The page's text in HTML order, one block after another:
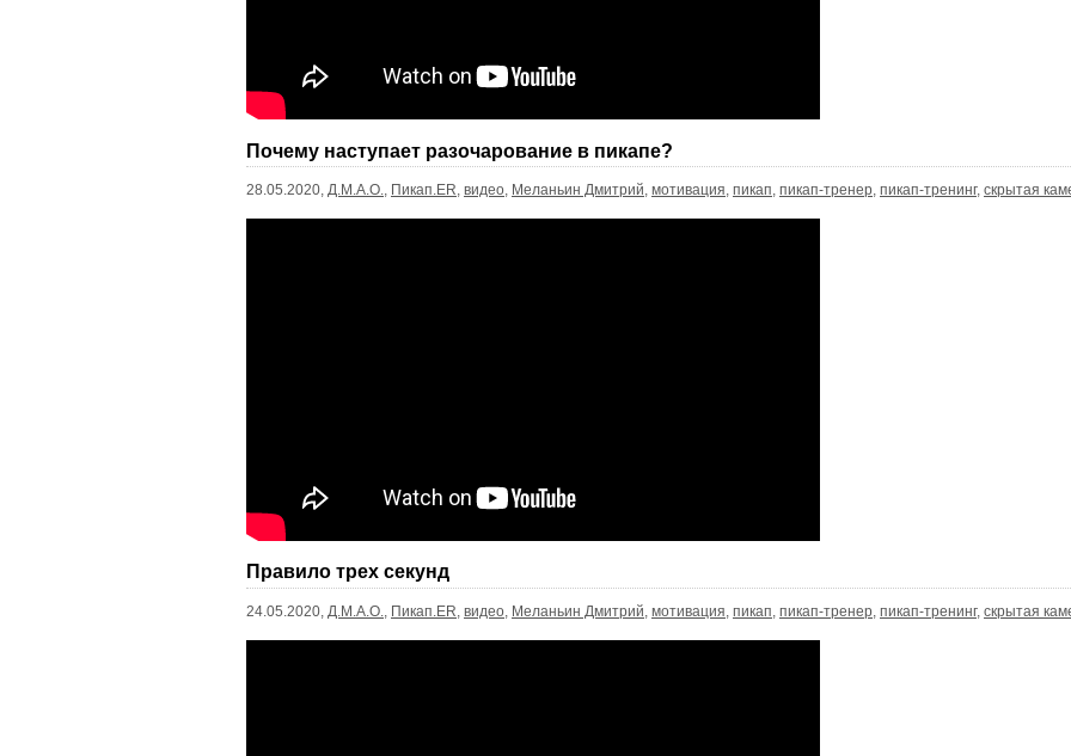
Почему наступает разочарование в пикапе?
28.05.2020, Д.М.А.О., Пикап.ER, видео, Меланьин Дмитрий, мотивация, пикап, пикап-тренер, пикап-тренинг, скрытая
Правило трех секунд
24.05.2020, Д.М.А.О. Пикап.ER видео Меланьин Дмитрий мотивация пикап пикап-тренер пикап-тренинг, скрытая